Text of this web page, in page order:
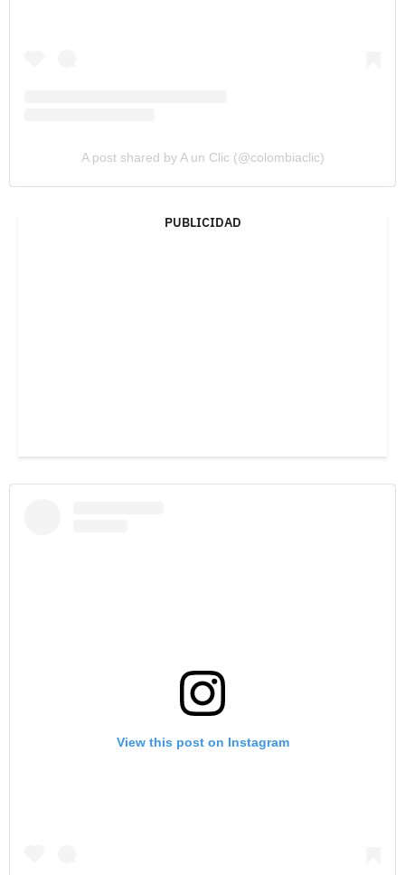
A post shared by A un Clic (@colombiaclic)
PUBLICIDAD
View this post on Instagram